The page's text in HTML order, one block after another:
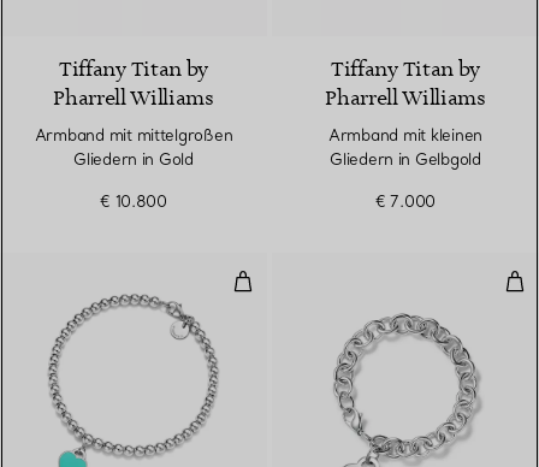
Tiffany Titan by
Pharrell Williams
Armband mit mittelgroßen
Gliedern in Gold
€ 10.800
Tiffany Titan by
Pharrell Williams
Armband mit kleinen
Gliedern in Gelbgold
€ 7.000
Kugelarmband in Silber, Tiffany